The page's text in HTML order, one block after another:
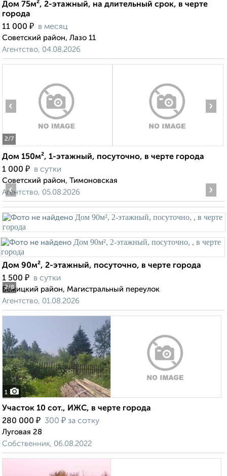
Дом 75м², 2-этажный, на длительный срок, в черте
города
11 000 ₽ в месяц
Советский район, Лазо 11
Агентство, 04.08.2026
2/7
‹ ›
Дом 150м², 1-этажный, посуточно, в черте города
1 000 ₽ в сутки
Советский район, Тимоновская
Агентство, 05.08.2026
2/8
‹ ›
Дом 90м², 2-этажный, посуточно, в черте города
1 500 ₽ в сутки
Бежицкий район, Магистральный переулок
Агентство, 01.08.2026
1
Участок 10 сот., ИЖС, в черте города
280 000 ₽ 300 ₽ за сотку
Луговая 28
Собственник, 06.08.2022